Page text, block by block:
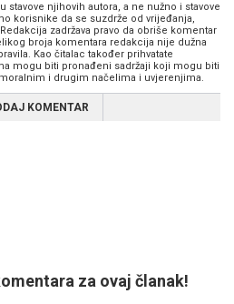
stavove njihovih autora, a ne nužno i stavove
korisnike da se suzdrže od vrijeđanja,
zadržava pravo da obriše komentar
broja komentara redakcija nije dužna
Kao čitalac također prihvatate
mogu biti pronađeni sadržaji koji mogu biti
i drugim načelima i uvjerenjima.
KOMENTAR
za ovaj članak!